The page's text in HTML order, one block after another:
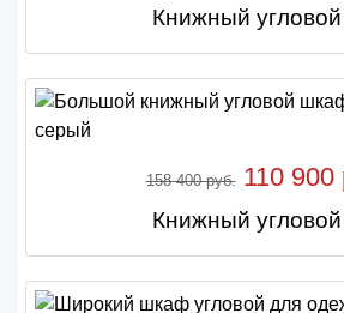
Книжный
158 400 руб.110 900
Книжный